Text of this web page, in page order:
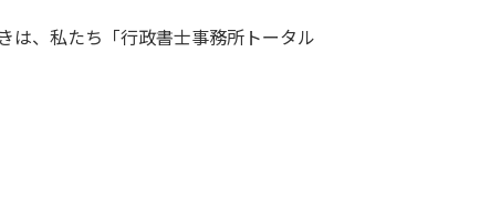
は、私たち「行政書士事務所トータル